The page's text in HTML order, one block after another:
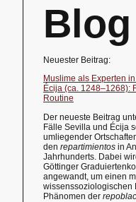
Blog
Neuester Beitrag:
Muslime als Experten
Écija (ca. 1248–1268):
Routine
Der neueste Beitrag
Fälle Sevilla und Écija
umliegender
den repartimientos in
Jahrhunderts. Dabei
Göttinger
angewandt, um einen
wissenssoziologischen
Phänomen der